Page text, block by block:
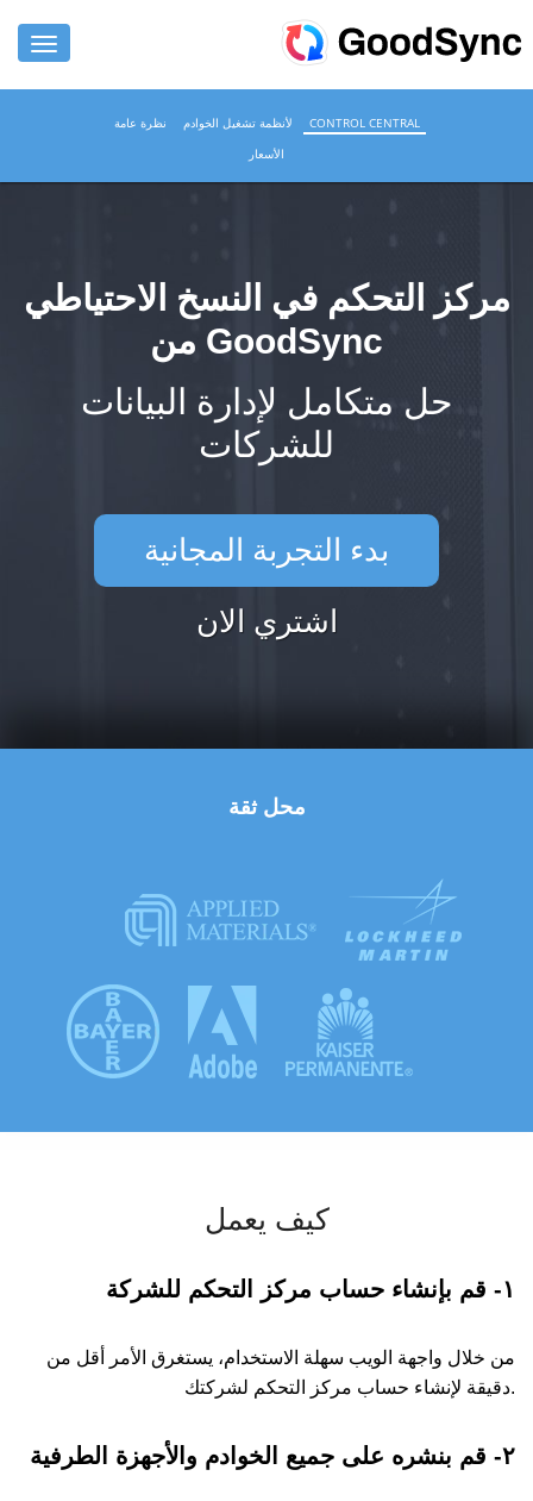
نظرة عامة لأنظمة تشغيل الخوادم
CONTROL CENTRAL
الأسعار
مركز التحكم في النسخ الاحتياطي
من GoodSync
حل متكامل لإدارة البيانات
للشركات
بدء التجربة المجانية
اشتري الان
محل ثقة
كيف يعمل
١- قم بإنشاء حساب مركز التحكم للشركة
من خلال واجهة الويب سهلة الاستخدام، يستغرق الأمر أقل من
دقيقة لإنشاء حساب مركز التحكم لشركتك.
٢- قم بنشره على جميع الخوادم والأجهزة الطرفية